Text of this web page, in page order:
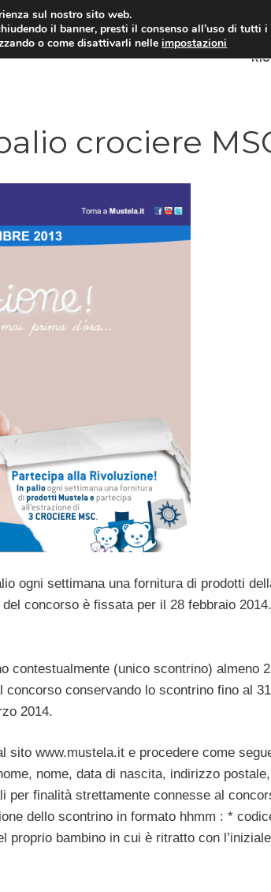
crociere
ogni settimana una fornitura di prodotti
concorso è fissata per il 28 febbraio 2014.
contestualmente (unico scontrino) almeno 2
conservando lo scontrino fino al 31
2014.
sito www.mustela.it e procedere come
nome, data di nascita, indirizzo postale,
per finalità strettamente connesse al
dello scontrino in formato hhmm : *
bambino in cui è ritratto con
sul nostro sito web.
il banner, presti il consenso all’uso di tutti
o come disattivarli nelleimpostazioni